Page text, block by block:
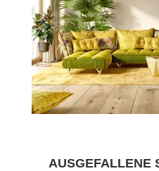
AUSGEFALLENE